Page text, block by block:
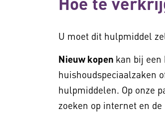
U moet dit hulpmiddel
Nieuw kopen kan bij
huishoudspeciaalzaken
hulpmiddelen. Op onze
zoeken op internet en